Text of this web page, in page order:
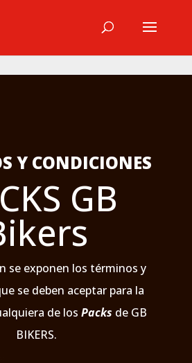
Y CONDICIONES
GB
se exponen los términos y
se deben aceptar para la
de losPacks de GB
BIKERS.